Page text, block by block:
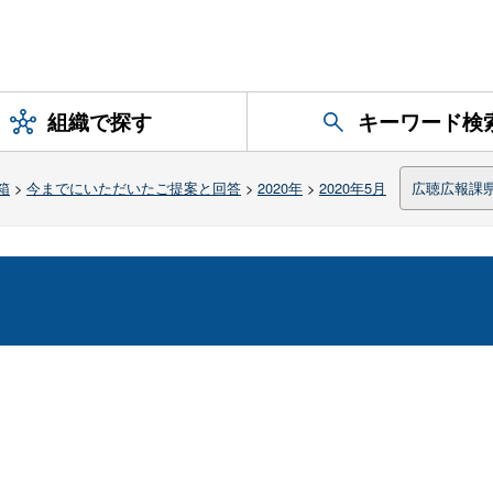
組織で探す キーワード検
> 今までにいただいたご提案と回答 > 2020年 > 2020年5月 広聴広報課